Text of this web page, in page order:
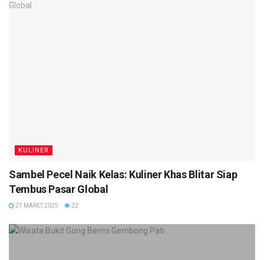
KULINER
Sambel Pecel Naik Kelas: Kuliner Khas Blitar Siap
Tembus Pasar Global
27 MARET 2025 22